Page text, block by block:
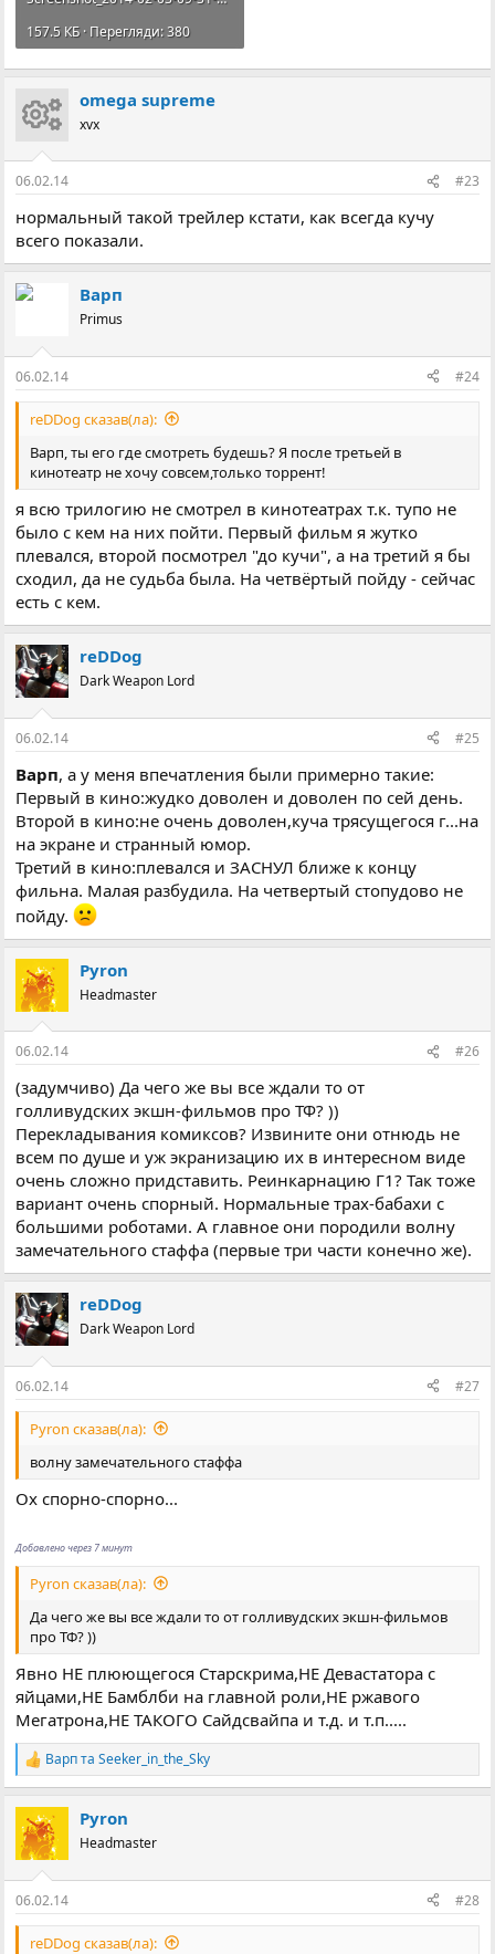
157.5 КБ · Перегляди: 380
omega supreme
xvx
06.02.14 #23
нормальный такой трейлер кстати, как всегда кучу
всего показали.
Варп
Primus
06.02.14 #24
reDDog сказав(ла):
Варп, ты его где смотреть будешь? Я после третьей в
кинотеатр не хочу совсем,только торрент!
я всю трилогию не смотрел в кинотеатрах т.к. тупо не
было с кем на них пойти. Первый фильм я жутко
плевался, второй посмотрел "до кучи", а на третий я бы
сходил, да не судьба была. На четвёртый пойду - сейчас
есть с кем.
reDDog
Dark Weapon Lord
06.02.14 #25
Варп, а у меня впечатления были примерно такие:
Первый в кино:жудко доволен и доволен по сей день.
Второй в кино:не очень доволен,куча трясущегося г...на
на экране и странный юмор.
Третий в кино:плевался и ЗАСНУЛ ближе к концу
фильна. Малая разбудила. На четвертый стопудово не
пойду.
Pyron
Headmaster
06.02.14 #26
(задумчиво) Да чего же вы все ждали то от
голливудских экшн-фильмов про ТФ? ))
Перекладывания комиксов? Извините они отнюдь не
всем по душе и уж экранизацию их в интересном виде
очень сложно придставить. Реинкарнацию Г1? Так тоже
вариант очень спорный. Нормальные трах-бабахи с
большими роботами. А главное они породили волну
замечательного стаффа (первые три части конечно же).
reDDog
Dark Weapon Lord
06.02.14 #27
Pyron сказав(ла):
волну замечательного стаффа
Ох спорно-спорно...
Добавлено через 7 минут
Pyron сказав(ла):
Да чего же вы все ждали то от голливудских экшн-фильмов
про ТФ? ))
Явно НЕ плюющегося Старскрима,НЕ Девастатора с
яйцами,НЕ Бамблби на главной роли,НЕ ржавого
Мегатрона,НЕ ТАКОГО Сайдсвайпа и т.д. и т.п.....
Р
е
к
ц
і
ВарптаSeeker_in_the_Sky
Pyron
Headmaster
06.02.14 #28
reDDog сказав(ла):